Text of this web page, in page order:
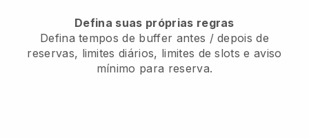
Defina suas próprias regras
Defina tempos de buffer antes / depois de
reservas, limites diários, limites de slots e aviso
mínimo para reserva.